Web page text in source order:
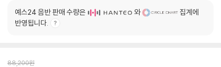
예스24 음반 판매 수량은 와
집계에
반영됩니다.
88,200원